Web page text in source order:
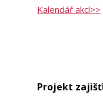
Kalendář akcí>>
Projekt